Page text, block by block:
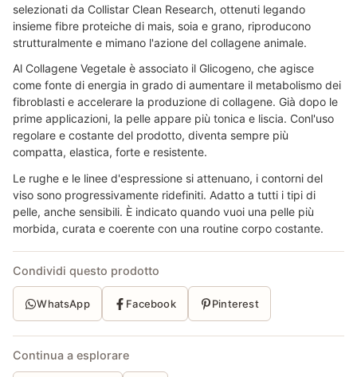
selezionati da Collistar Clean Research, ottenuti legando
insieme fibre proteiche di mais, soia e grano, riproducono
strutturalmente e mimano l'azione del collagene animale.
Al Collagene Vegetale è associato il Glicogeno, che agisce
come fonte di energia in grado di aumentare il metabolismo dei
fibroblasti e accelerare la produzione di collagene. Già dopo le
prime applicazioni, la pelle appare più tonica e liscia. Conl'uso
regolare e costante del prodotto, diventa sempre più
compatta, elastica, forte e resistente.
Le rughe e le linee d'espressione si attenuano, i contorni del
viso sono progressivamente ridefiniti. Adatto a tutti i tipi di
pelle, anche sensibili. È indicato quando vuoi una pelle più
morbida, curata e coerente con una routine corpo costante.
Condividi questo prodotto
WhatsApp Facebook Pinterest
Continua a esplorare